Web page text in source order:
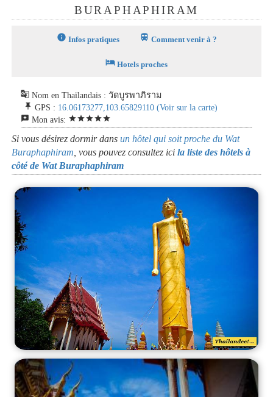
BURAPHAPHIRAM
info Infos pratiques train Comment venir à ?
hotel Hotels proches
g_translate Nom en Thaïlandais : วัดบูรพาภิราม
push_pin GPS : 16.06173277,103.65829110 (Voir sur la carte)
reviews Mon avis: starstarstarstarstar
Si vous désirez dormir dansun hôtel qui soit proche du Wat
Buraphaphiram , vous pouvez consultez icila liste des hôtels à
côté de Wat Buraphaphiram